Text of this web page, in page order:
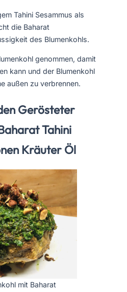
Tahini Sesammus als
die Baharat
des Blumenkohls.
genommen, damit
kann und der Blumenkohl
außen zu verbrennen.
Gerösteter
Tahini
Kräuter Öl
mit Baharat